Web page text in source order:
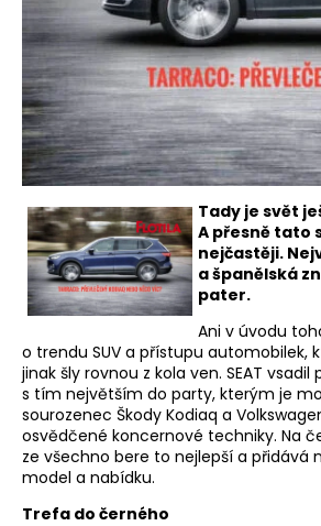
Tady je svět
A přesně tato
nejčastěji.
a španělská
pater.
Ani v úvodu
o trendu SUV a přístupu
jinak šly rovnou z kola ven. SEAT
s tím největším do party, kterým je
sourozenec Škody Kodiaq a
osvědčené koncernové techniky. Na
ze všechno bere to nejlepší a přidává
model a nabídku.
Trefa do černého